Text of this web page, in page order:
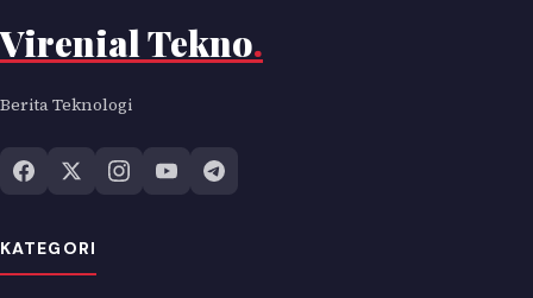
Virenial Tekno.
Berita Teknologi
KATEGORI